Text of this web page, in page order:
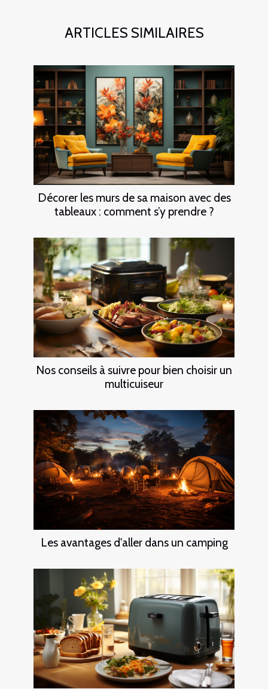
ARTICLES SIMILAIRES
Décorer les murs de sa maison avec des
tableaux : comment s’y prendre ?
Nos conseils à suivre pour bien choisir un
multicuiseur
Les avantages d'aller dans un camping